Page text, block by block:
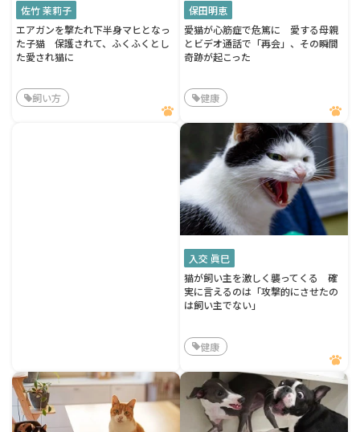
佐竹 茉莉子
エアガンを撃たれ下半身マヒとなっ
た子猫 保護されて、ふくふくとし
た愛され猫に
飼い方
保田明恵
愛猫が心筋症で危篤に 愛する母親
とビデオ通話で「再会」、その瞬間
奇跡が起こった
健康
入交 眞巳
猫が飼い主を激しく襲ってくる 確
実に言えるのは「攻撃的にさせたの
は飼い主でない」
健康